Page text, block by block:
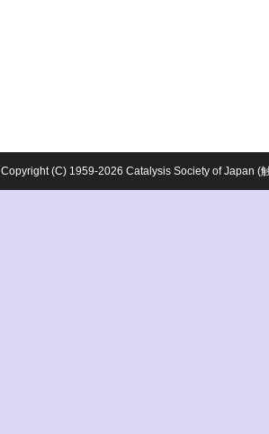
Copyright (C) 1959-2026 Catalysis Society of Japan (